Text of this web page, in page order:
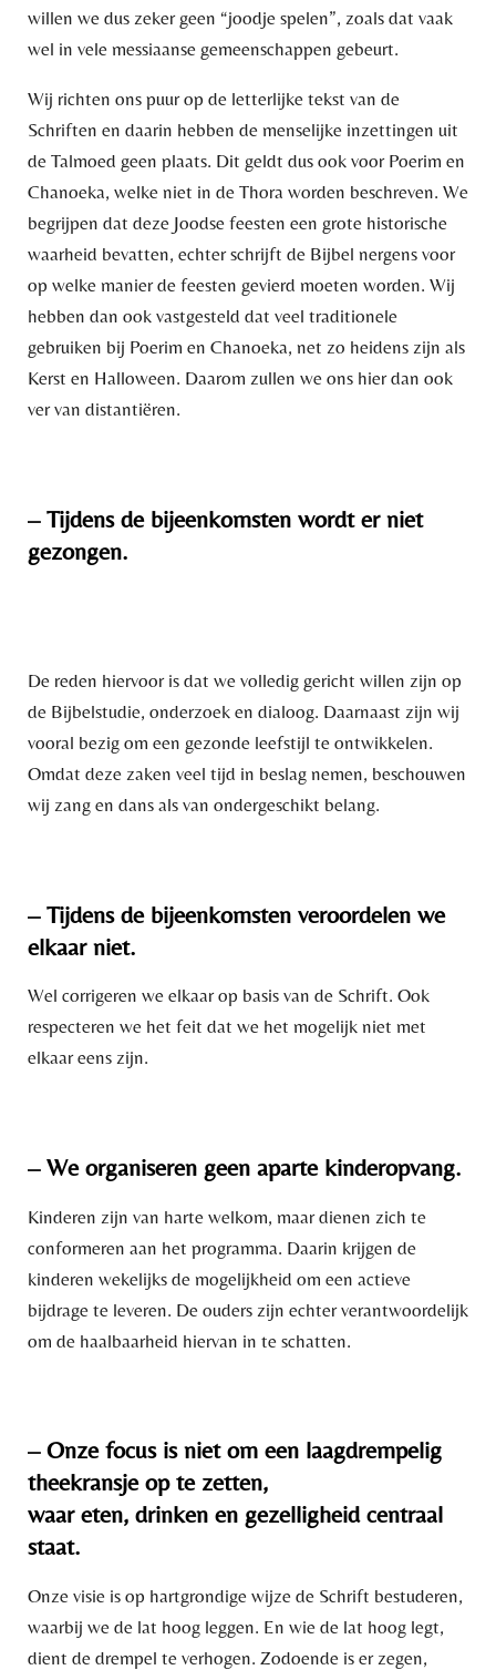
willen we dus zeker geen “joodje spelen”, zoals dat vaak
wel in vele messiaanse gemeenschappen gebeurt.
Wij richten ons puur op de letterlijke tekst van de
Schriften en daarin hebben de menselijke inzettingen uit
de Talmoed geen plaats. Dit geldt dus ook voor Poerim en
Chanoeka, welke niet in de Thora worden beschreven. We
begrijpen dat deze Joodse feesten een grote historische
waarheid bevatten, echter schrijft de Bijbel nergens voor
op welke manier de feesten gevierd moeten worden. Wij
hebben dan ook vastgesteld dat veel traditionele
gebruiken bij Poerim en Chanoeka, net zo heidens zijn als
Kerst en Halloween. Daarom zullen we ons hier dan ook
ver van distantiëren.
– Tijdens de bijeenkomsten wordt er niet
gezongen.
De reden hiervoor is dat we volledig gericht willen zijn op
de Bijbelstudie, onderzoek en dialoog. Daarnaast zijn wij
vooral bezig om een gezonde leefstijl te ontwikkelen.
Omdat deze zaken veel tijd in beslag nemen, beschouwen
wij zang en dans als van ondergeschikt belang.
– Tijdens de bijeenkomsten veroordelen we
elkaar niet.
Wel corrigeren we elkaar op basis van de Schrift. Ook
respecteren we het feit dat we het mogelijk niet met
elkaar eens zijn.
– We organiseren geen aparte kinderopvang.
Kinderen zijn van harte welkom, maar dienen zich te
conformeren aan het programma. Daarin krijgen de
kinderen wekelijks de mogelijkheid om een actieve
bijdrage te leveren. De ouders zijn echter verantwoordelijk
om de haalbaarheid hiervan in te schatten.
– Onze focus is niet om een laagdrempelig
theekransje op te zetten,
waar eten, drinken en gezelligheid centraal
staat.
Onze visie is op hartgrondige wijze de Schrift bestuderen,
waarbij we de lat hoog leggen. En wie de lat hoog legt,
dient de drempel te verhogen. Zodoende is er zegen,